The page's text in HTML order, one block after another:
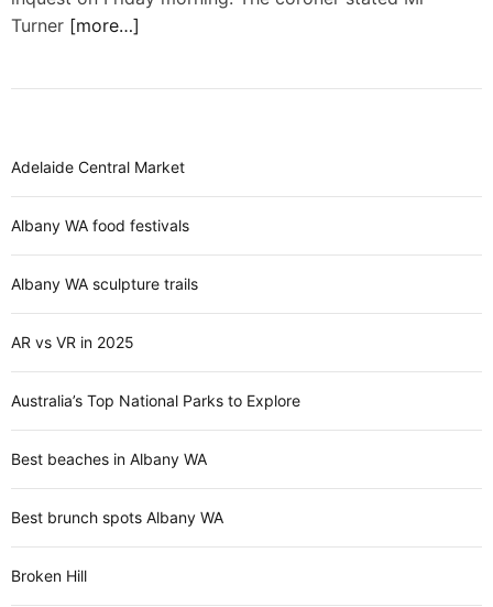
Turner [more…]
Adelaide Central Market
Albany WA food festivals
Albany WA sculpture trails
AR vs VR in 2025
Australia’s Top National Parks to Explore
Best beaches in Albany WA
Best brunch spots Albany WA
Broken Hill